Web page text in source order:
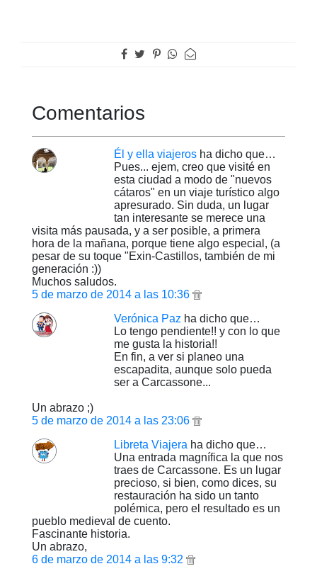
Comentarios
Él y ella viajeros ha dicho que…
Pues... ejem, creo que visité en
esta ciudad a modo de "nuevos
cátaros" en un viaje turístico algo
apresurado. Sin duda, un lugar
tan interesante se merece una
visita más pausada, y a ser posible, a primera
hora de la mañana, porque tiene algo especial, (a
pesar de su toque "Exin-Castillos, también de mi
generación :))
Muchos saludos.
5 de marzo de 2014 a las 10:36
Verónica Paz ha dicho que…
Lo tengo pendiente!! y con lo que
me gusta la historia!!
En fin, a ver si planeo una
escapadita, aunque solo pueda
ser a Carcassone...
Un abrazo ;)
5 de marzo de 2014 a las 23:06
Libreta Viajera ha dicho que…
Una entrada magnífica la que nos
traes de Carcassone. Es un lugar
precioso, si bien, como dices, su
restauración ha sido un tanto
polémica, pero el resultado es un
pueblo medieval de cuento.
Fascinante historia.
Un abrazo,
6 de marzo de 2014 a las 9:32